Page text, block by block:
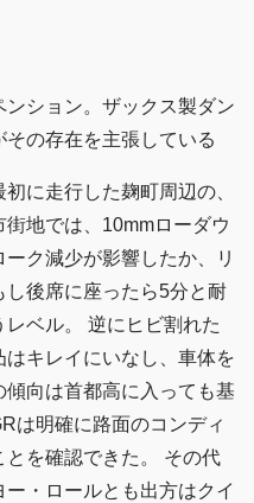
ンション。ザックス製ダン
の存在を主張している
に走行した麹町周辺の、
地では、10mmローダウ
ク減少が影響したか、リ
後席に座ったら5分と耐
ベル。 逆にヒビ割れた
キレイにいなし、車体を
向は首都高に入っても基
は明確に路面のコンディ
を確認できた。 その代
・ロールとも出方はクイ